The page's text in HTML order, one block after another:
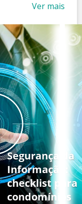
Ver mais
Segurança da
Informação:
checklist para
condomínios